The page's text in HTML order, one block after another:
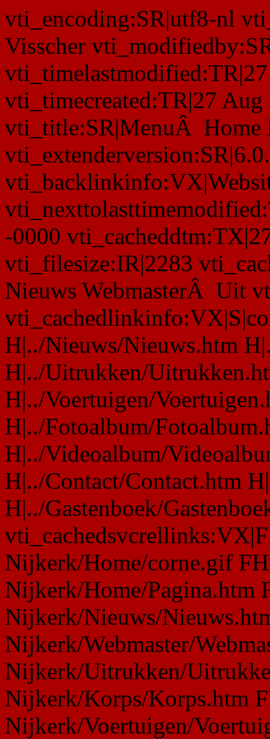
vti_encoding:SR|utf8-nl
Visscher
vti_timecreated:TR|27
vti_title:SR|MenuÂ Home
-0000
vti_filesize:IR|2283
Nieuws WebmasterÂ Uit
H|../Nieuws/Nieuws.htm
H|../Uitrukken/
H|../Voertuigen/
H|../Fotoalbum/
H|../Videoalbum/
H|../Contact/Contact.htm
H|../Gastenboek/
Nijkerk/Home/corne.gif
Nijkerk/Home/Pagina.htm
Nijkerk/Nieuws/
Nijkerk/Webmaster/
Nijkerk/Uitrukken/
Nijkerk/Korps/Korps.htm
Nijkerk/Voertuigen/